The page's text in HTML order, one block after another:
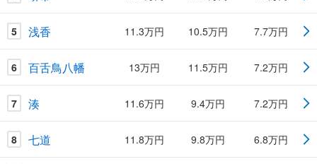
5 浅香 11.3万円 10.5万円 7.7万円
6 百舌鳥八幡 13万円 11.5万円 7.2万円
7 湊 11.6万円 9.4万円 7.2万円
8 七道 11.8万円 9.8万円 6.8万円